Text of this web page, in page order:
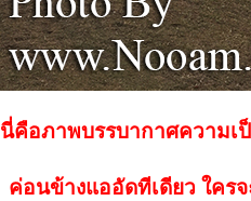
นี่คือภาพบรรบากาศความเ
ค่อนข้างแออัดทีเดียว ใคร